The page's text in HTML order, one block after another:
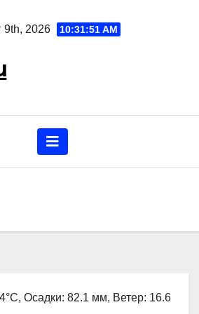
9th, 2026 10:31:53 AM
Осадки: 82.1 мм, Ветер: 16.6